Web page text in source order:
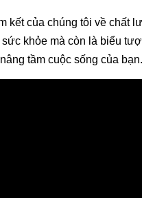
kết của chúng tôi về
khỏe mà còn là biểu
tầm cuộc sống của bạn.